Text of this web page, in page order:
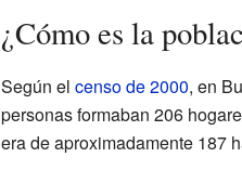
¿Cómo es la
Según el censo de 2000, en
personas formaban 206
era de aproximadamente 187